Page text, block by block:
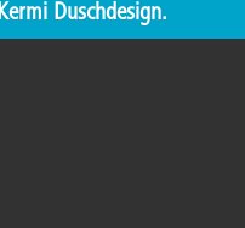
Duschdesign.